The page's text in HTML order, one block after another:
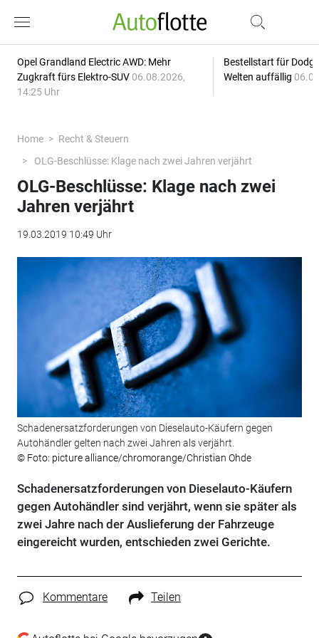
Opel Grandland Electric AWD: Mehr
Zugkraft fürs Elektro-SUV 06.08.2026,
14:25 Uhr
Bestellstart für
Welten auffällig
Home
Recht & Steuern
OLG-Beschlüsse: Klage nach zwei Jahren verjährt
OLG-Beschlüsse: Klage nach zwei
Jahren verjährt
19.03.2019 10:49 Uhr
Schadenersatzforderungen von Dieselauto-Käufern gegen
Autohändler gelten nach zwei Jahren als verjährt.
© Foto: picture alliance/chromorange/Christian Ohde
Schadenersatzforderungen von Dieselauto-Käufern
gegen Autohändler sind verjährt, wenn sie später als
zwei Jahre nach der Auslieferung der Fahrzeuge
eingereicht wurden, entschieden zwei Gerichte.
Kommentare Teilen